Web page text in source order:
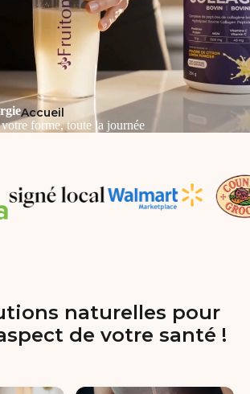
Accueil
forme, toute la journée
naturelles pour
de votre santé !